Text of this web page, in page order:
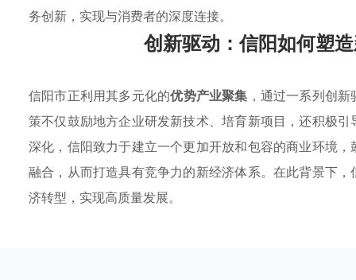
务创新，实现与消费者的深度连接。
创新驱动：信阳如何塑
信阳市正利用其多元化的优势产业聚集 ，通过一系列创新
策不仅鼓励地方企业研发新技术、培育新项目，还积极
深化，信阳致力于建立一个更加开放和包容的商业环境
融合，从而打造具有竞争力的新经济体系。在此背景下
济转型，实现高质量发展。